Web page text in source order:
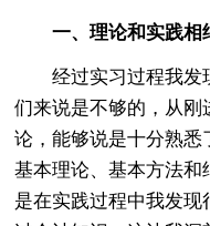
一、理论和实践相
经过实习过程我发
们来说是不够的，从刚
论，能够说是十分熟悉
基本理论、基本方法
是在实践过程中我发